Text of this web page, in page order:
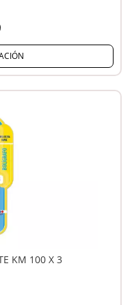
KM 100 X 3